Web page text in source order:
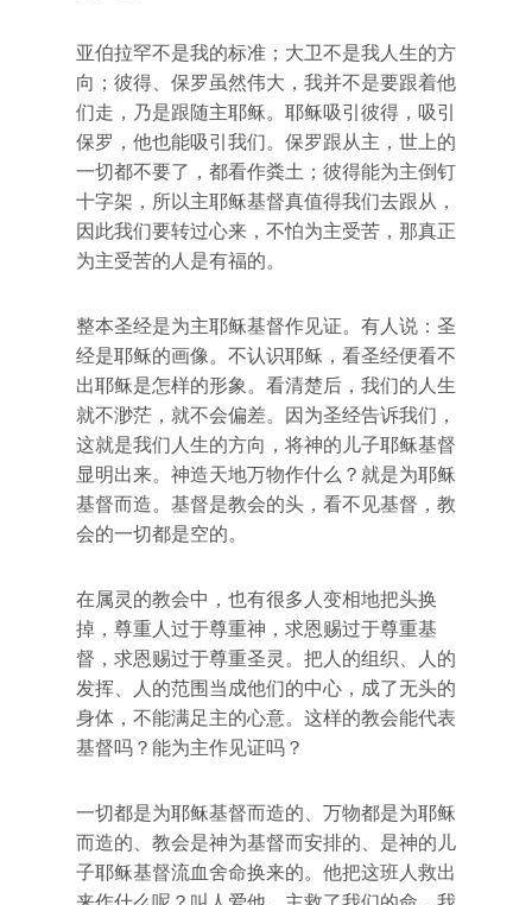
亚伯拉罕不是我的标准；大卫不是我人生的方
向；彼得、保罗虽然伟大，我并不是要跟着他
们走，乃是跟随主耶稣。耶稣吸引彼得，吸引
保罗，他也能吸引我们。保罗跟从主，世上的
一切都不要了，都看作粪土；彼得能为主倒钉
十字架，所以主耶稣基督真值得我们去跟从，
因此我们要转过心来，不怕为主受苦，那真正
为主受苦的人是有福的。
整本圣经是为主耶稣基督作见证。有人说：圣
经是耶稣的画像。不认识耶稣，看圣经便看不
出耶稣是怎样的形象。看清楚后，我们的人生
就不渺茫，就不会偏差。因为圣经告诉我们，
这就是我们人生的方向，将神的儿子耶稣基督
显明出来。神造天地万物作什么？就是为耶稣
基督而造。基督是教会的头，看不见基督，教
会的一切都是空的。
在属灵的教会中，也有很多人变相地把头换
掉，尊重人过于尊重神，求恩赐过于尊重基
督，求恩赐过于尊重圣灵。把人的组织、人的
发挥、人的范围当成他们的中心，成了无头的
身体，不能满足主的心意。这样的教会能代表
基督吗？能为主作见证吗？
一切都是为耶稣基督而造的、万物都是为耶稣
而造的、教会是神为基督而安排的、是神的儿
子耶稣基督流血舍命换来的。他把这班人救出